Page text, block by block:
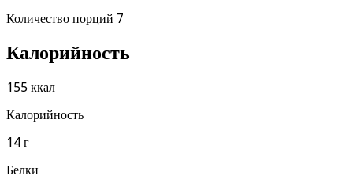
Количество порций 7
Калорийность
155 ккал
Калорийность
14 г
Белки